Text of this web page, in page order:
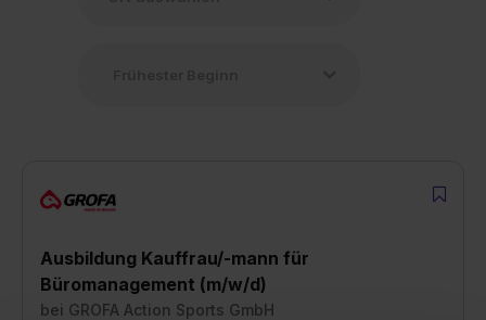
Ausbildung Kauffrau/-mann für
Büromanagement (m/w/d)
bei GROFA Action Sports GmbH